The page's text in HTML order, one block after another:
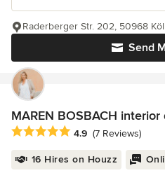
Send
Raderberger Str. 202, 50968
MAREN BOSBACH interior
Average rating: 4.9 out of 5 stars
4.9 (7 Reviews)
16 Hires on Houzz